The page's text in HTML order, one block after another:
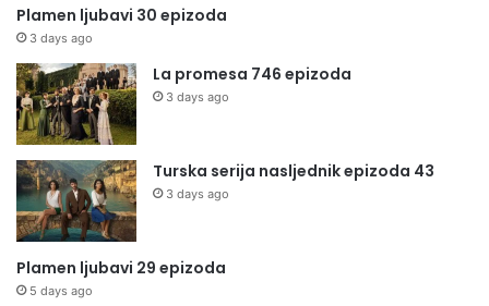
Plamen ljubavi 30 epizoda
3 days ago
La promesa 746 epizoda
3 days ago
Turska serija nasljednik epizoda 43
3 days ago
Plamen ljubavi 29 epizoda
5 days ago